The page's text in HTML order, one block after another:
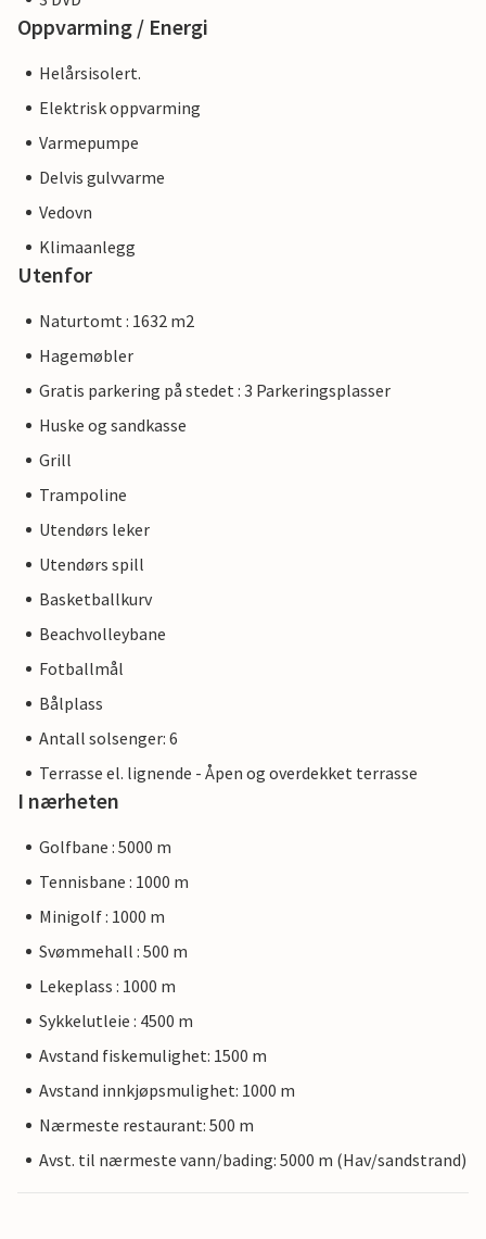
Oppvarming / Energi
Helårsisolert.
Elektrisk oppvarming
Varmepumpe
Delvis gulvvarme
Vedovn
Klimaanlegg
Utenfor
Naturtomt : 1632 m2
Hagemøbler
Gratis parkering på stedet : 3 Parkeringsplasser
Huske og sandkasse
Grill
Trampoline
Utendørs leker
Utendørs spill
Basketballkurv
Beachvolleybane
Fotballmål
Bålplass
Antall solsenger: 6
Terrasse el. lignende - Åpen og overdekket terrasse
I nærheten
Golfbane : 5000 m
Tennisbane : 1000 m
Minigolf : 1000 m
Svømmehall : 500 m
Lekeplass : 1000 m
Sykkelutleie : 4500 m
Avstand fiskemulighet: 1500 m
Avstand innkjøpsmulighet: 1000 m
Nærmeste restaurant: 500 m
Avst. til nærmeste vann/bading: 5000 m (Hav/sandstrand)